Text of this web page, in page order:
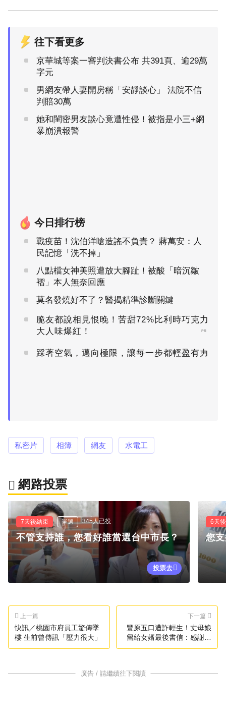
往下看更多
京華城等案一審判決書公布 共391頁、逾29萬
字元
男網友帶人妻開房稱「安靜談心」 法院不信
判賠30萬
她和閨密男友談心竟遭性侵！被指是小三+網
暴崩潰報警
今日排行榜
戰疫苗！沈伯洋嗆造謠不負責？ 蔣萬安：人
民記憶「洗不掉」
八點檔女神美照遭放大腳趾！被酸「暗沉皺
褶」本人無奈回應
莫名發燒好不了？醫揭精準診斷關鍵
脆友都說相見恨晚！苦甜72%比利時巧克力
大人味爆紅！
PR
踩著空氣，邁向極限，讓每一步都輕盈有力
PR
私密片 相簿 網友 水電工
網路投票
7天後結束 單選 345人已投
不管支持誰，您看好誰當選台中市長？
投票去
6天
您
上一篇
快訊／桃園市府員工驚傳墜
樓 生前曾傳訊「壓力很大」
下一篇
豐原五口遭詐輕生！丈母娘
留給女婿最後書信：感謝你
叫我媽媽
廣告 / 請繼續往下閱讀